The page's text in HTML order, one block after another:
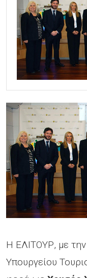
Η ΕΛΙΤΟΥΡ, με
Υπουργείου